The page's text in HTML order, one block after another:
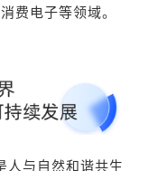
费电子等领域。
人与自然和谐共生